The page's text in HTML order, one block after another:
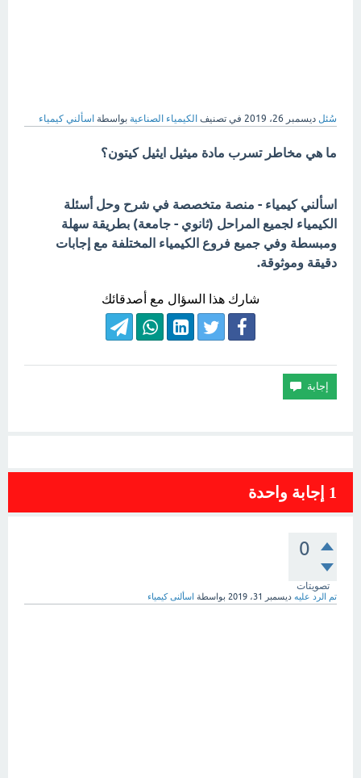
سُئل ديسمبر 26، 2019 في تصنيف الكيمياء الصناعية بواسطة اسألني كيمياء
ما هي مخاطر تسرب مادة ميثيل ايثيل كيتون؟
اسألني كيمياء - منصة متخصصة في شرح وحل أسئلة
الكيمياء لجميع المراحل (ثانوي - جامعة) بطريقة سهلة
ومبسطة وفي جميع فروع الكيمياء المختلفة مع إجابات
دقيقة وموثوقة.
شارك هذا السؤال مع أصدقائك
1 إجابة واحدة
0
تصويتات
تم الرد عليه ديسمبر 31، 2019 بواسطة اسألنى كيمياء